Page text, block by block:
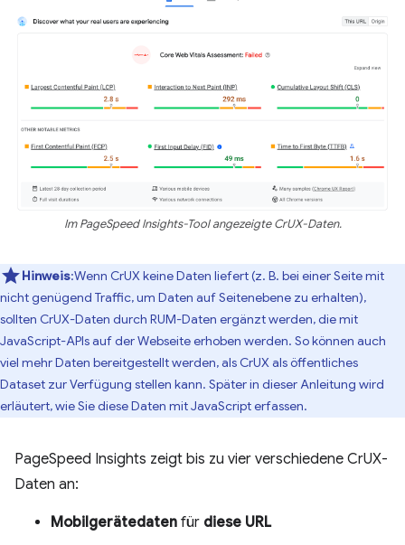
Im PageSpeed Insights-Tool angezeigte CrUX-Daten.
Hinweis:Wenn CrUX keine Daten liefert (z. B. bei einer Seite mit
nicht genügend Traffic, um Daten auf Seitenebene zu erhalten),
sollten CrUX-Daten durch RUM-Daten ergänzt werden, die mit
JavaScript-APIs auf der Webseite erhoben werden. So können auch
viel mehr Daten bereitgestellt werden, als CrUX als öffentliches
Dataset zur Verfügung stellen kann. Später in dieser Anleitung wird
erläutert, wie Sie diese Daten mit JavaScript erfassen.
PageSpeed Insights zeigt bis zu vier verschiedene CrUX-
Daten an:
Mobilgerätedaten für diese URL